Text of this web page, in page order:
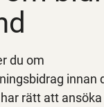
du om
innan
rätt att